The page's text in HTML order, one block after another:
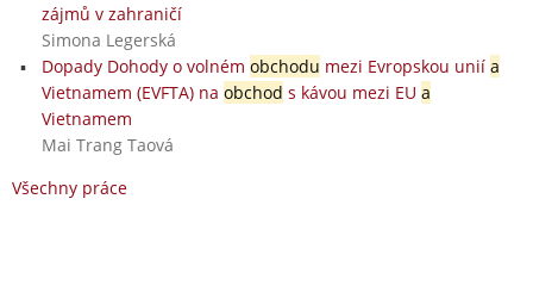
zájmů v zahraničí
Simona Legerská
Dopady Dohody o volném obchodu mezi Evropskou unií a
Vietnamem (EVFTA) na obchod s kávou mezi EU a
Vietnamem
Mai Trang Taová
Všechny práce